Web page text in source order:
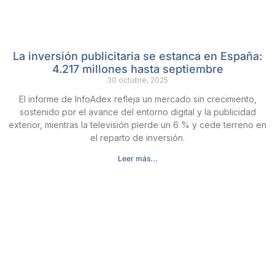
La inversión publicitaria se estanca en España:
4.217 millones hasta septiembre
30 octubre, 2025
El informe de InfoAdex refleja un mercado sin crecimiento,
sostenido por el avance del entorno digital y la publicidad
exterior, mientras la televisión pierde un 6 % y cede terreno en
el reparto de inversión.
Leer más...